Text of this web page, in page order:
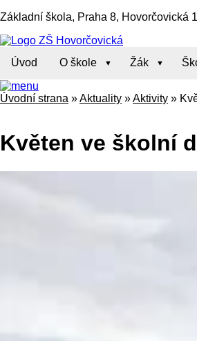
Základní škola, Praha 8, Hovorčovická
Úvod O škole Žák
Úvodní strana »Aktuality »Aktivity »
Květen ve školní